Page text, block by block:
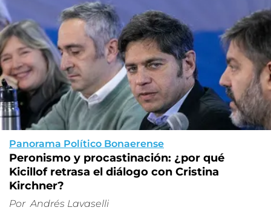
Panorama Político Bonaerense
Peronismo y procastinación: ¿por qué
Kicillof retrasa el diálogo con Cristina
Kirchner?
Por Andrés Lavaselli